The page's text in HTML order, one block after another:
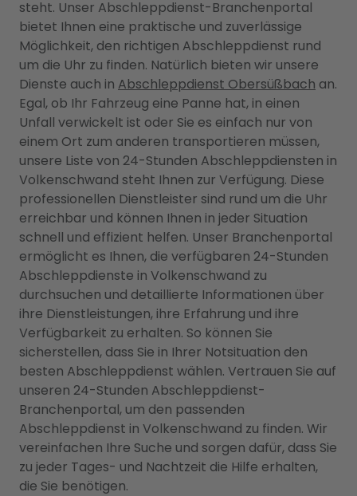
steht. Unser Abschleppdienst-Branchenportal
bietet Ihnen eine praktische und zuverlässige
Möglichkeit, den richtigen Abschleppdienst rund
um die Uhr zu finden. Natürlich bieten wir unsere
Dienste auch in Abschleppdienst Obersüßbach an.
Egal, ob Ihr Fahrzeug eine Panne hat, in einen
Unfall verwickelt ist oder Sie es einfach nur von
einem Ort zum anderen transportieren müssen,
unsere Liste von 24-Stunden Abschleppdiensten in
Volkenschwand steht Ihnen zur Verfügung. Diese
professionellen Dienstleister sind rund um die Uhr
erreichbar und können Ihnen in jeder Situation
schnell und effizient helfen. Unser Branchenportal
ermöglicht es Ihnen, die verfügbaren 24-Stunden
Abschleppdienste in Volkenschwand zu
durchsuchen und detaillierte Informationen über
ihre Dienstleistungen, ihre Erfahrung und ihre
Verfügbarkeit zu erhalten. So können Sie
sicherstellen, dass Sie in Ihrer Notsituation den
besten Abschleppdienst wählen. Vertrauen Sie auf
unseren 24-Stunden Abschleppdienst-
Branchenportal, um den passenden
Abschleppdienst in Volkenschwand zu finden. Wir
vereinfachen Ihre Suche und sorgen dafür, dass Sie
zu jeder Tages- und Nachtzeit die Hilfe erhalten,
die Sie benötigen.